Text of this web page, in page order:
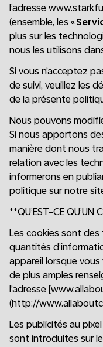
l’adresse
(ensemble, les «
plus sur les
nous les utilisons
Si vous n’acceptez
de suivi, veuillez les
de la présente
Nous pouvons
Si nous apportons
manière dont nous
relation avec les
informerons en
politique sur notre
**QU’EST-CE QU’UN
Les cookies sont
quantités
appareil lorsque
de plus amples
l’adresse
(http://
Les publicités au
sont introduites sur